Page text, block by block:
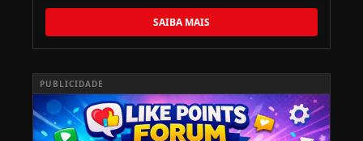
SAIBA MAIS
PUBLICIDADE